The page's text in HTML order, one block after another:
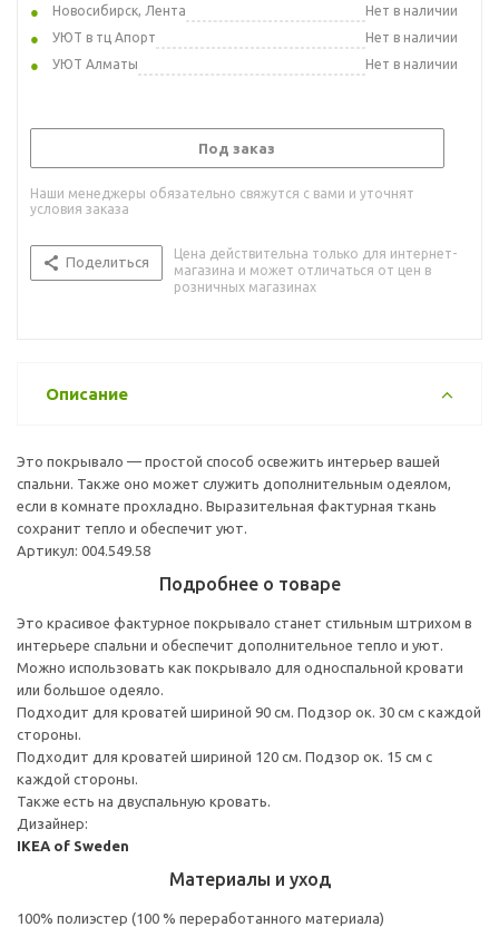
Новосибирск, Лента
Нет в наличии
УЮТ в тц Апорт
Нет в наличии
УЮТ Алматы
Нет в наличии
Под заказ
Наши менеджеры обязательно свяжутся с вами и уточнят
условия заказа
Поделиться
Цена действительна только для интернет-
магазина и может отличаться от цен в
розничных магазинах
Описание
Это покрывало — простой способ освежить интерьер вашей
спальни. Также оно может служить дополнительным одеялом,
если в комнате прохладно. Выразительная фактурная ткань
сохранит тепло и обеспечит уют.
Артикул: 004.549.58
Подробнее о товаре
Это красивое фактурное покрывало станет стильным штрихом в
интерьере спальни и обеспечит дополнительное тепло и уют.
Можно использовать как покрывало для односпальной кровати
или большое одеяло.
Подходит для кроватей шириной 90 см. Подзор ок. 30 см с каждой
стороны.
Подходит для кроватей шириной 120 см. Подзор ок. 15 см с
каждой стороны.
Также есть на двуспальную кровать.
Дизайнер:
IKEA of Sweden
Материалы и уход
100% полиэстер (100 % переработанного материала)